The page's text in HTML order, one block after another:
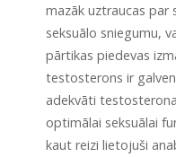
mazāk uztraucas par
seksuālo sniegumu,
pārtikas piedevas
testosterons ir
adekvāti
optimālai seksuālai
kaut reizi lietojuši